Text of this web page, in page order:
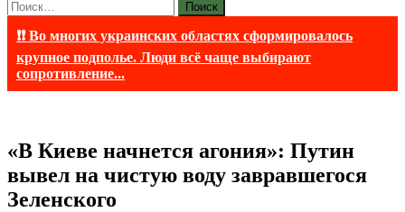
Найти:
❗❗ Во многих украинских областях сформировалось
крупное подполье. Люди всё чаще выбирают
сопротивление...
«В Киеве начнется агония»: Путин
вывел на чистую воду завравшегося
Зеленского